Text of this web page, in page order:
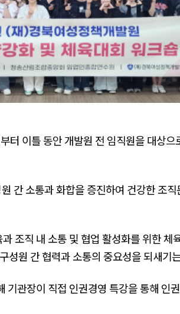
터 이틀 동안 개발원 전 임직원을 대상
간 소통과 화합을 증진하여 건강한 조
조직 내 소통 및 협업 활성화를 위한 체
성원 간 협력과 소통의 중요성을 되새기
기관장이 직접 인권경영 특강을 통해 인